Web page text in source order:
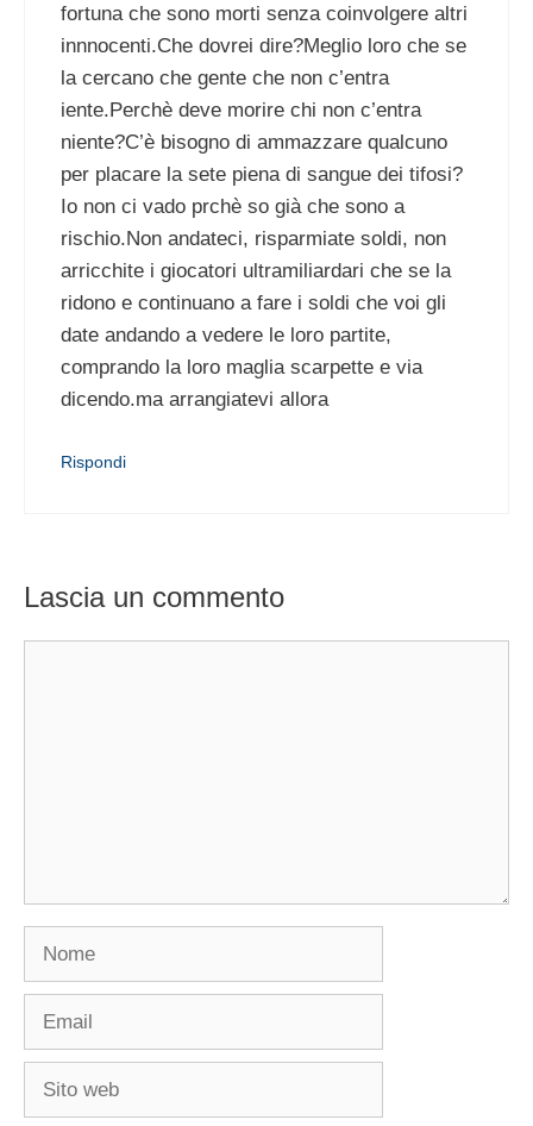
fortuna che sono morti senza coinvolgere altri
innnocenti.Che dovrei dire?Meglio loro che se
la cercano che gente che non c’entra
iente.Perchè deve morire chi non c’entra
niente?C’è bisogno di ammazzare qualcuno
per placare la sete piena di sangue dei tifosi?
Io non ci vado prchè so già che sono a
rischio.Non andateci, risparmiate soldi, non
arricchite i giocatori ultramiliardari che se la
ridono e continuano a fare i soldi che voi gli
date andando a vedere le loro partite,
comprando la loro maglia scarpette e via
dicendo.ma arrangiatevi allora
Rispondi
Lascia un commento